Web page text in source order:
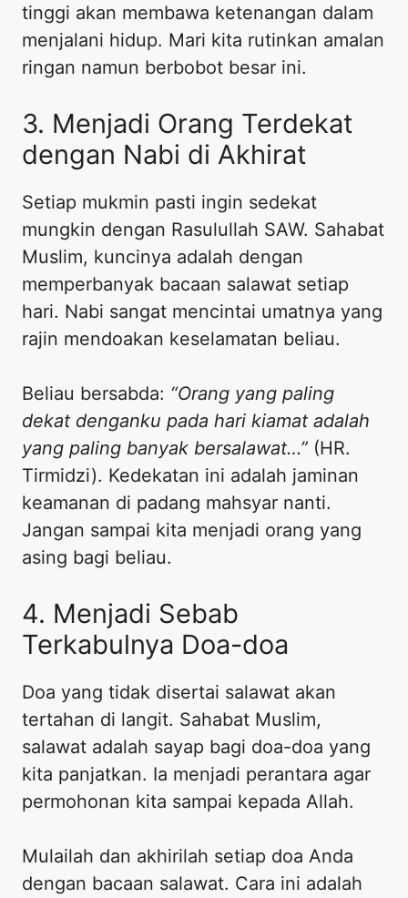
tinggi akan membawa ketenangan dalam
menjalani hidup. Mari kita rutinkan amalan
ringan namun berbobot besar ini.
3. Menjadi Orang Terdekat
dengan Nabi di Akhirat
Setiap mukmin pasti ingin sedekat
mungkin dengan Rasulullah SAW. Sahabat
Muslim, kuncinya adalah dengan
memperbanyak bacaan salawat setiap
hari. Nabi sangat mencintai umatnya yang
rajin mendoakan keselamatan beliau.
Beliau bersabda: “Orang yang paling
dekat denganku pada hari kiamat adalah
yang paling banyak bersalawat…” (HR.
Tirmidzi). Kedekatan ini adalah jaminan
keamanan di padang mahsyar nanti.
Jangan sampai kita menjadi orang yang
asing bagi beliau.
4. Menjadi Sebab
Terkabulnya Doa-doa
Doa yang tidak disertai salawat akan
tertahan di langit. Sahabat Muslim,
salawat adalah sayap bagi doa-doa yang
kita panjatkan. Ia menjadi perantara agar
permohonan kita sampai kepada Allah.
Mulailah dan akhirilah setiap doa Anda
dengan bacaan salawat. Cara ini adalah